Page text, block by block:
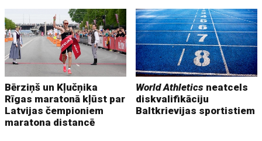
Bērziņš un Kļučņika
Rīgas maratonā kļūst par
Latvijas čempioniem
maratona distancē
World Athletics neatcels
diskvalifikāciju
Baltkrievijas sportistiem